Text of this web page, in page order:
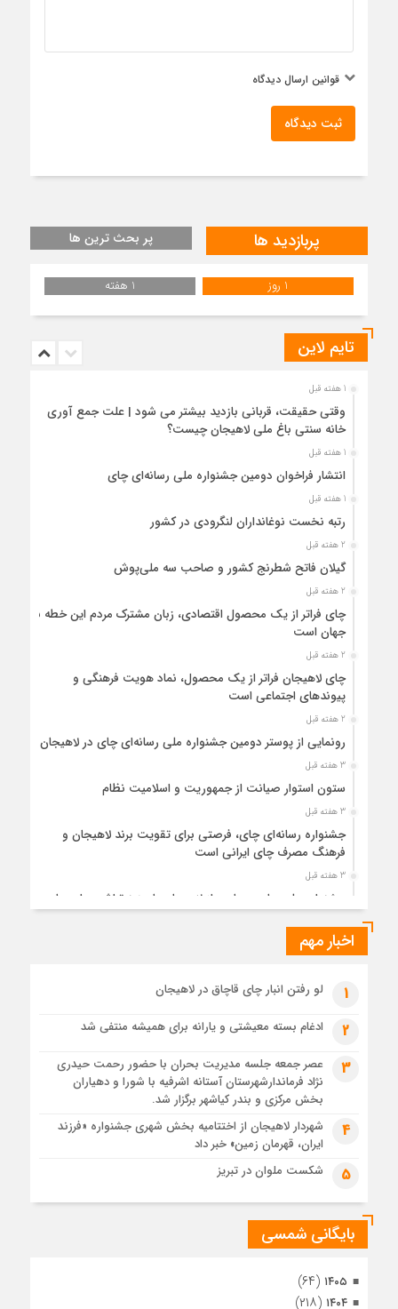
قوانین ارسال دیدگاه
ثبت دیدگاه
پربازدید ها پر بحث ترین ها
1 روز 1 هفته
تایم لاین
1 هفته قبل
وقتی حقیقت، قربانی بازدید بیشتر می شود | علت جمع آوری
خانه سنتی باغ ملی لاهیجان چیست؟
1 هفته قبل
انتشار فراخوان دومین جشنواره ملی رسانه‌ای چای
1 هفته قبل
رتبه نخست نوغانداران لنگرودی در کشور
2 هفته قبل
گیلان فاتح شطرنج کشور و صاحب سه ملی‌پوش
2 هفته قبل
چای فراتر از یک محصول اقتصادی، زبان مشترک مردم این خطه با
جهان است
2 هفته قبل
چای لاهیجان فراتر از یک محصول، نماد هویت فرهنگی و
پیوندهای اجتماعی است
2 هفته قبل
رونمایی از پوستر دومین جشنواره ملی رسانه‌ای چای در لاهیجان
3 هفته قبل
ستون استوار صیانت از جمهوریت و اسلامیت نظام
3 هفته قبل
جشنواره رسانه‌ای چای، فرصتی برای تقویت برند لاهیجان و
فرهنگ مصرف چای ایرانی است
3 هفته قبل
جشنواره ملی چای، حمایت از لاهیجان یا هزینه‌تراشی برای چای
4 هفته قبل
4 هفته قبل
رئوف
تصاویر هوایی مراسم تشییع پیکر مطهر آقای شهید ایران – مشهد
مراسم تشییع پیکر مطهر آقای شهید ایران – مشهد
تصاویری از تراکم جمعیت حاضر در میدان ثورهالعشرین نجف
اشرف
اخبار مهم
1 لو رفتن انبار چای قاچاق در لاهیجان
2 ادغام بسته معیشتی و یارانه برای همیشه منتفی شد
3
عصر جمعه جلسه مدیریت بحران با حضور رحمت حیدری
نژاد فرماندارشهرستان آستانه اشرفیه با شورا و دهیاران
بخش مرکزی و بندر کیاشهر برگزار شد.
4
شهردار لاهیجان از اختتامیه بخش شهری جشنواره «فرزند
ایران، قهرمان زمین» خبر داد
5 شکست ملوان در تبریز
بایگانی شمسی
۱۴۰۵ (۶۴)
۱۴۰۴ (۲۱۸)